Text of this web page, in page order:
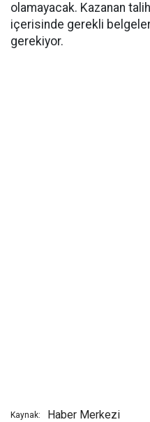
olamayacak. Kazanan
içerisinde gerekli
gerekiyor.
Kaynak: Haber Merkezi